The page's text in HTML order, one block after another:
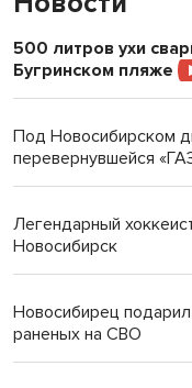
500 литров ухи
Бугринском пляже
Под Новосибирском
перевернувшейся
Легендарный
Новосибирск
Новосибирец
раненых на СВО